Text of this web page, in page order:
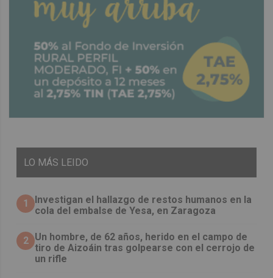
LO MÁS LEIDO
1
Investigan el hallazgo de restos humanos en la
cola del embalse de Yesa, en Zaragoza
2 Un hombre, de 62 años, herido en el campo de
tiro de Aizoáin tras golpearse con el cerrojo de
un rifle